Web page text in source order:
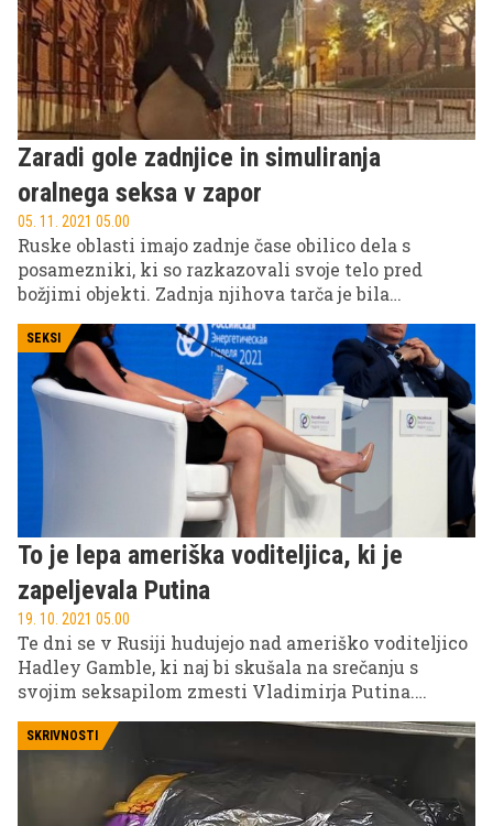
Bohinc, ki poudarja, da je recept za uspeh preprost.
''Kupuješ, ko cene padajo,'' a v isti sapi dodaja, da je
večini ljudi to zelo težko početi.
Zaradi gole zadnjice in simuliranja
oralnega seksa v zapor
05. 11. 2021 05.00
Ruske oblasti imajo zadnje čase obilico dela s
posamezniki, ki so razkazovali svoje telo pred
božjimi objekti. Zadnja njihova tarča je bila
dejala, da je bila od nekdaj patriotinja in da s
fotografiji ni želela nikogar užaliti, potem ko je bila
pridržana zaradi nespodobnega poziranja.
SEKSI
To je lepa ameriška voditeljica, ki je
zapeljevala Putina
19. 10. 2021 05.00
Te dni se v Rusiji hudujejo nad ameriško voditeljico
Hadley Gamble, ki naj bi skušala na srečanju s
svojim seksapilom zmesti Vladimirja Putina.
na račun obtožujočih ruskih komentarjev.
SKRIVNOSTI